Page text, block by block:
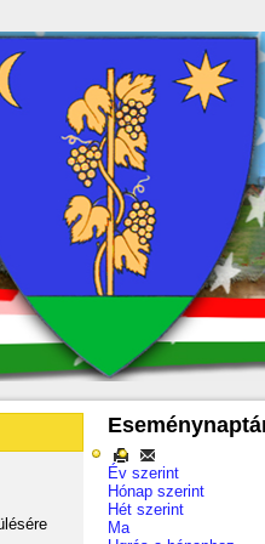
Év szerint
Hónap szerint
Hét szerint
Ma